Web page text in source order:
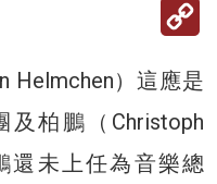
Helmchen）這應是
柏鵬（Christoph
還未上任為音樂總